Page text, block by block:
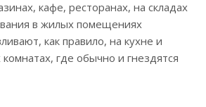
кафе, ресторанах, на складах
в жилых помещениях
как правило, на кухне и
где обычно и гнездятся